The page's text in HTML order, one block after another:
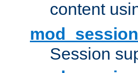
content
mod_session
Session